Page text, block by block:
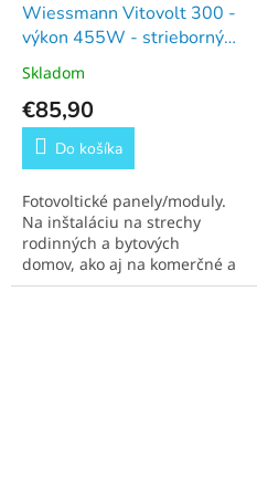
Wiessmann Vitovolt 300 -
výkon 455W - strieborný
rám
Skladom
€85,90
Do košíka
Fotovoltické panely/moduly.
Na inštaláciu na strechy
rodinných a bytových
domov, ako aj na komerčné a
priemyselné budovy.